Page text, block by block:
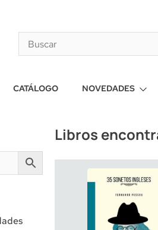
CATÁLOGO NOVEDADES
Libros